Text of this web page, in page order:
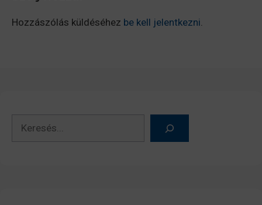
Hozzászólás küldéséhez be kell jelentkezni